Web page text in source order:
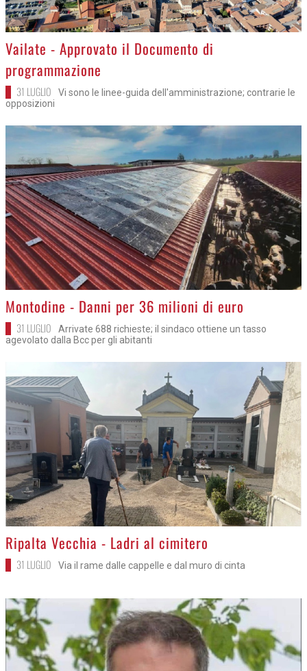
>
Vailate - Approvato il Documento di
programmazione
31 LUGLIO
Vi sono le linee-guida dell'amministrazione; contrarie le
opposizioni
>Montodine - Danni per 36 milioni di euro
31 LUGLIO
Arrivate 688 richieste; il sindaco ottiene un tasso
agevolato dalla Bcc per gli abitanti
>
Ripalta Vecchia - Ladri al cimitero
31 LUGLIO Via il rame dalle cappelle e dal muro di cinta